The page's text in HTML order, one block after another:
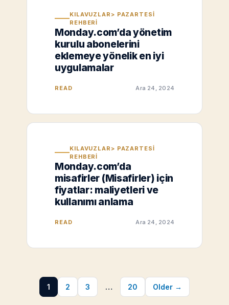
KILAVUZLAR> PAZARTESI
REHBERI
Monday.com’da yönetim
kurulu abonelerini
eklemeye yönelik en iyi
uygulamalar
READ Ara 24, 2024
KILAVUZLAR> PAZARTESI
REHBERI
Monday.com’da
misafirler (Misafirler) için
fiyatlar: maliyetleri ve
kullanımı anlama
READ Ara 24, 2024
1 2 3 … 20 Older →